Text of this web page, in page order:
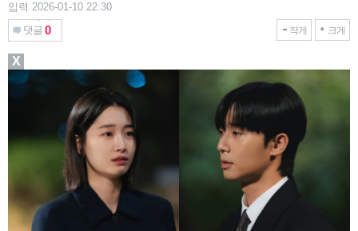
입력 2026-01-10 22:30
댓글 0 작게 크게
X